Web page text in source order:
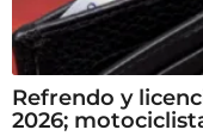
Refrendo y
2026;